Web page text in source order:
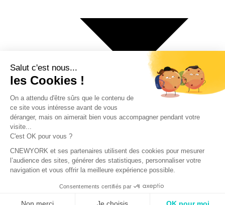
€ Euro
$ Dollar US
$ Dollar Canadien
₣ Franc Suisse
£ Livre sterling